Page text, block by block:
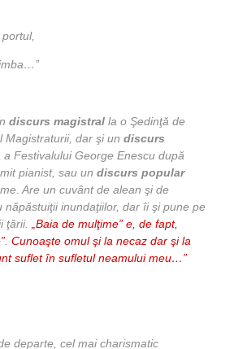
discurs magistral la o Şedinţă de
Magistraturii, dar şi un discurs
a Festivalului George Enescu după
pianist, sau un discurs popular
Are un cuvânt de alean şi de
năpăstuiţii inundaţiilor, dar îi şi pune pe
ţării.
„Baia de mulţime” e, de fapt,
Cunoaşte omul şi la necaz dar şi la
suflet în sufletul neamului meu…”
departe, cel mai charismatic